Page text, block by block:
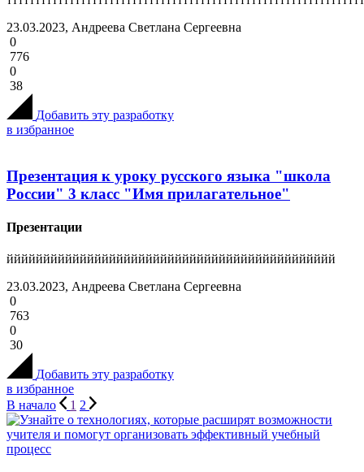
23.03.2023, Андреева Светлана Сергеевна
0
776
0
38
Добавить эту разработку
в избранное
Презентация к уроку русского языка "школа
России" 3 класс "Имя прилагательное"
Презентации
ййййййййййййййййййййййййййййййййййййййййййййй
23.03.2023, Андреева Светлана Сергеевна
0
763
0
30
Добавить эту разработку
в избранное
В начало
1 2